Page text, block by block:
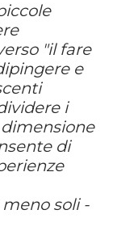
"il fare
e
i
di
soli -